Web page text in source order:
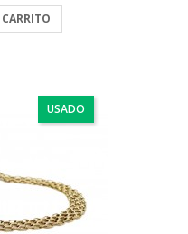
USADO